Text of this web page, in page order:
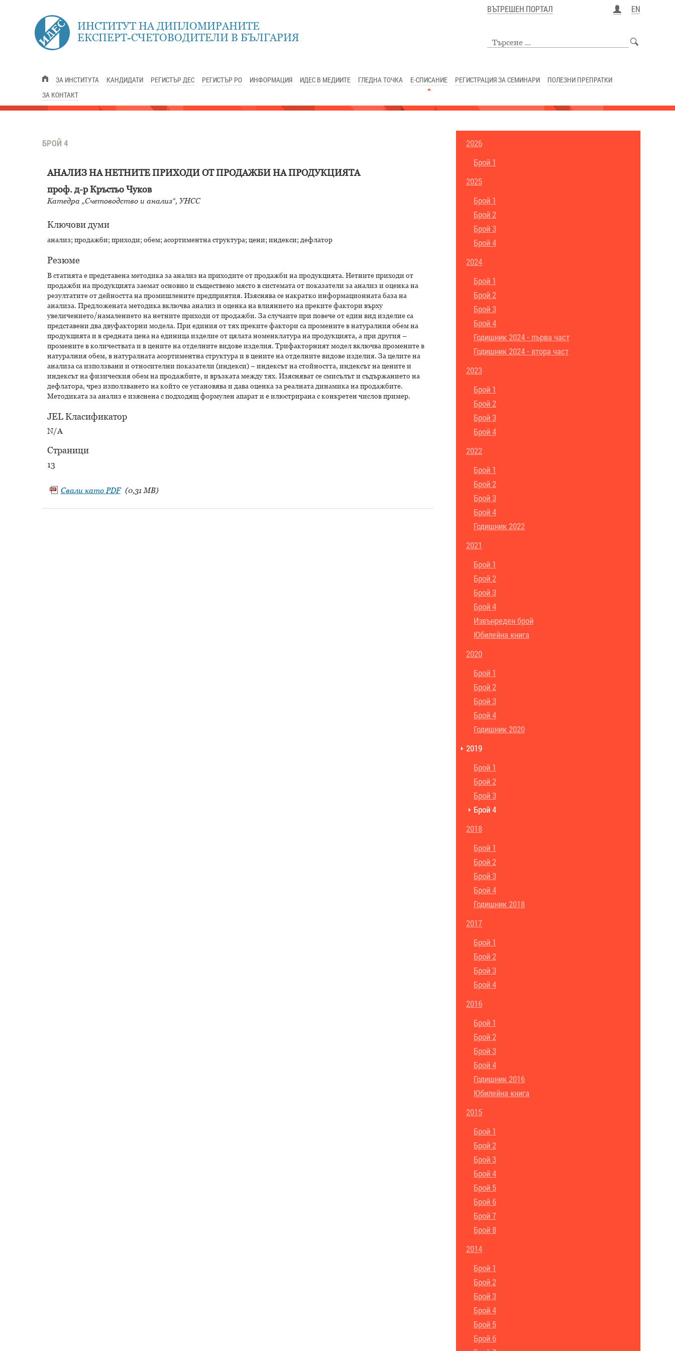
ИНСТИТУТ НА ДИПЛОМИРАНИТЕ
ЕКСПЕРТ-СЧЕТОВОДИТЕЛИ В БЪЛГАРИЯ
ВЪТРЕШЕН ПОРТАЛ EN
ЗА ИНСТИТУТА КАНДИДАТИ РЕГИСТЪР ДЕС РЕГИСТЪР РО ИНФОРМАЦИЯ ИДЕС В МЕДИИТЕ ГЛЕДНА ТОЧКА Е-СПИСАНИЕ РЕГИСТРАЦИЯ ЗА СЕМИНАРИ
ПОЛЕЗНИ ПРЕПРАТКИ
ЗА КОНТАКТ
2026
Брой 1
2025
Брой 1
Брой 2
Брой 3
Брой 4
2024
Брой 1
Брой 2
Брой 3
Брой 4
Годишник 2024 - първа част
Годишник 2024 - втора част
2023
Брой 1
Брой 2
Брой 3
Брой 4
2022
Брой 1
Брой 2
Брой 3
Брой 4
Годишник 2022
2021
Брой 1
Брой 2
Брой 3
Брой 4
Извънреден брой
Юбилейна книга
2020
Брой 1
Брой 2
Брой 3
Брой 4
Годишник 2020
2019
Брой 1
Брой 2
Брой 3
Брой 4
2018
Брой 1
Брой 2
Брой 3
Брой 4
Годишник 2018
2017
Брой 1
Брой 2
Брой 3
Брой 4
2016
Брой 1
Брой 2
Брой 3
Брой 4
Годишник 2016
Юбилейна книга
2015
Брой 1
Брой 2
Брой 3
Брой 4
Брой 5
Брой 6
Брой 7
Брой 8
2014
Брой 1
Брой 2
Брой 3
Брой 4
Брой 5
Брой 6
БРОЙ 4
АНАЛИЗ НА НЕТНИТЕ ПРИХОДИ ОТ ПРОДАЖБИ НА ПРОДУКЦИЯТА
проф. д-р Кръстьо Чуков
Катедра „Счетоводство и анализ“, УНСС
Ключови думи
анализ; продажби; приходи; обем; асортиментна структура; цени; индекси; дефлатор
Резюме
В статията е представена методика за анализ на приходите от продажби на продукцията. Нетните приходи от
продажби на продукцията заемат основно и съществено място в системата от показатели за анализ и оценка на
резултатите от дейността на промишлените предприятия. Изяснява се накратко информационната база на
анализа. Предложената методика включва анализ и оценка на влиянието на преките фактори върху
увеличението/намалението на нетните приходи от продажби. За случаите при повече от един вид изделие са
представени два двуфакторни модела. При единия от тях преките фактори са промените в натуралния обем на
продукцията и в средната цена на единица изделие от цялата номенклатура на продукцията, а при другия –
промените в количествата и в цените на отделните видове изделия. Трифакторният модел включва промените в
натуралния обем, в натуралната асортиментна структура и в цените на отделните видове изделия. За целите на
анализа са използвани и относителни показатели (индекси) – индексът на стойността, индексът на цените и
индексът на физическия обем на продажбите, и връзката между тях. Изясняват се смисълът и съдържанието на
дефлатора, чрез използването на който се установява и дава оценка за реалната динамика на продажбите.
Методиката за анализ е изяснена с подходящ формулен апарат и е илюстрирана с конкретен числов пример.
JEL Класификатор
N/A
Страници
13
Свали като PDF (0,31 MB)